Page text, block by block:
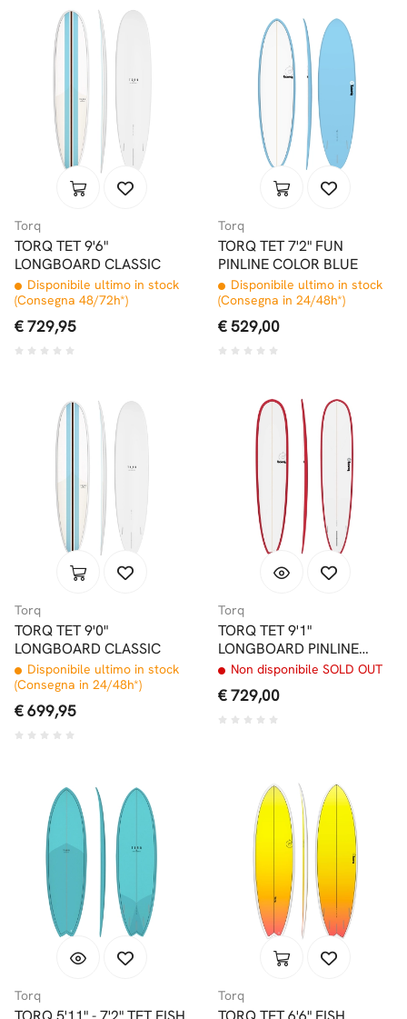
Torq
TORQ TET 9'6"
LONGBOARD CLASSIC
Disponibile ultimo in stock
(Consegna 48/72h*)
€ 729,95
Torq
TORQ TET 7'2" FUN
PINLINE COLOR BLUE
Disponibile ultimo in stock
(Consegna in 24/48h*)
€ 529,00
Torq
TORQ TET 9'0"
LONGBOARD CLASSIC
Disponibile ultimo in stock
(Consegna in 24/48h*)
€ 699,95
Torq
TORQ TET 9'1"
LONGBOARD PINLINE
COLOR RAIL RED
Non disponibile SOLD OUT
€ 729,00
Torq Torq